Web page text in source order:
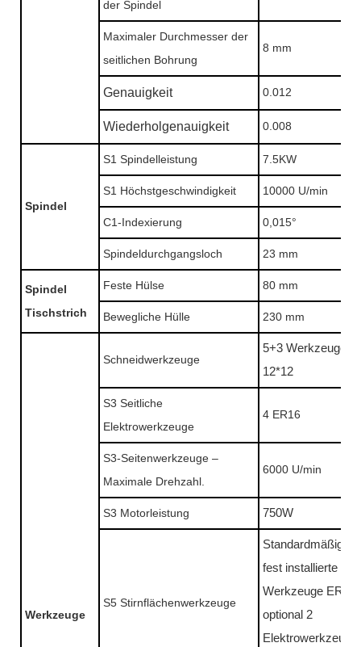
der Spindel
Maximaler Durchmesser der
seitlichen Bohrung
8 mm
Genauigkeit 0.012
Wiederholgenauigkeit 0.008
Spindel
S1 Spindelleistung 7.5KW
S1 Höchstgeschwindigkeit 10000 U/min
C1-Indexierung 0,015°
Spindeldurchgangsloch 23 mm
Spindel
Tischstrich
Feste Hülse 80 mm
Bewegliche Hülle 230 mm
Werkzeuge
Schneidwerkzeuge
5+3 Werkzeuge
12*12
S3 Seitliche
Elektrowerkzeuge
4 ER16
S3-Seitenwerkzeuge –
Maximale Drehzahl.
6000 U/min
S3 Motorleistung 750W
S5 Stirnflächenwerkzeuge
Standardmäßig 4
fest installierte
Werkzeuge ER16
optional 2
Elektrowerkzeuge